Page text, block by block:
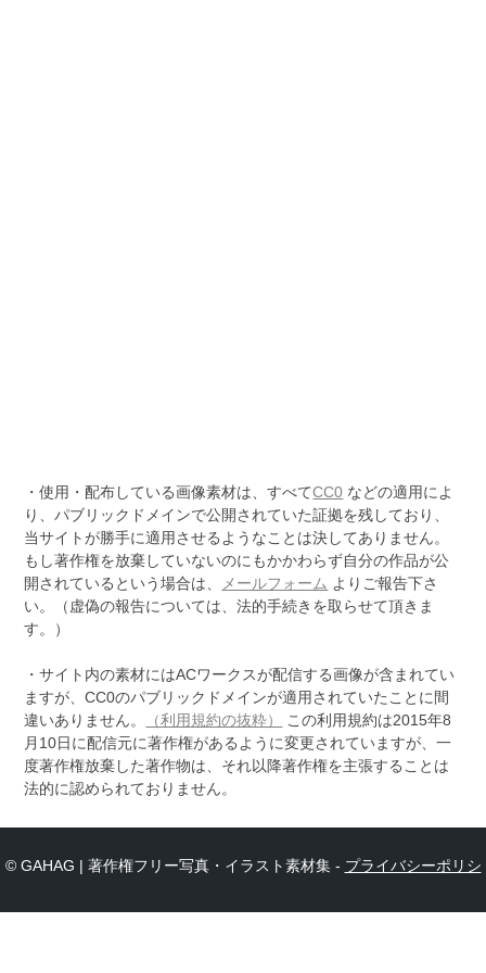
・使用・配布している画像素材は、すべてCC0 などの適用によ
り、パブリックドメインで公開されていた証拠を残しており、
当サイトが勝手に適用させるようなことは決してありません。
もし著作権を放棄していないのにもかかわらず自分の作品が公
開されているという場合は、 メールフォーム よりご報告下さ
い。（虚偽の報告については、法的手続きを取らせて頂きま
す。）
・サイト内の素材にはACワークスが配信する画像が含まれてい
ますが、CC0のパブリックドメインが適用されていたことに間
違いありません。
（利用規約の抜粋）
この利用規約は2015年8
月10日に配信元に著作権があるように変更されていますが、一
度著作権放棄した著作物は、それ以降著作権を主張することは
法的に認められておりません。
© GAHAG | 著作権フリー写真・イラスト素材集 - プライバシーポリシ